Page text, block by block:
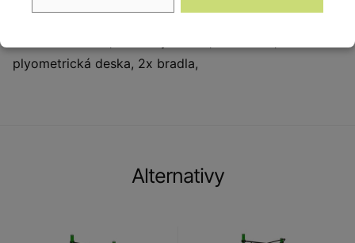
plyometrická deska, 2x bradla,
Alternativy